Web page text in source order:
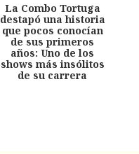
La Combo Tortuga
destapó una historia
que pocos conocían
de sus primeros
años: Uno de los
shows más insólitos
de su carrera